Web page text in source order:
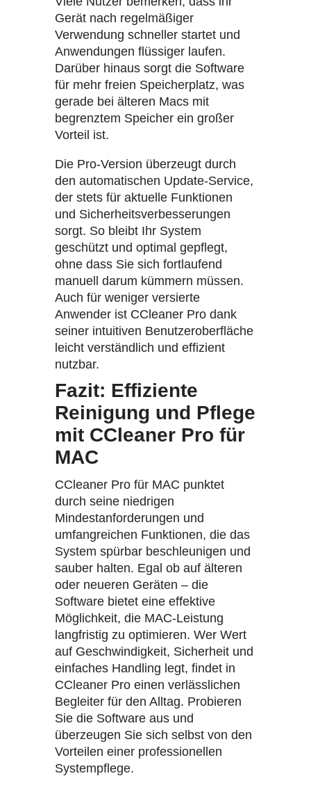
Gerät nach regelmäßiger
Verwendung schneller startet und
Anwendungen flüssiger laufen.
Darüber hinaus sorgt die Software
für mehr freien Speicherplatz, was
gerade bei älteren Macs mit
begrenztem Speicher ein großer
Vorteil ist.
Die Pro-Version überzeugt durch
den automatischen Update-Service,
der stets für aktuelle Funktionen
und Sicherheitsverbesserungen
sorgt. So bleibt Ihr System
geschützt und optimal gepflegt,
ohne dass Sie sich fortlaufend
manuell darum kümmern müssen.
Auch für weniger versierte
Anwender ist CCleaner Pro dank
seiner intuitiven Benutzeroberfläche
leicht verständlich und effizient
nutzbar.
Fazit: Effiziente
Reinigung und Pflege
mit CCleaner Pro für
MAC
CCleaner Pro für MAC punktet
durch seine niedrigen
Mindestanforderungen und
umfangreichen Funktionen, die das
System spürbar beschleunigen und
sauber halten. Egal ob auf älteren
oder neueren Geräten – die
Software bietet eine effektive
Möglichkeit, die MAC-Leistung
langfristig zu optimieren. Wer Wert
auf Geschwindigkeit, Sicherheit und
einfaches Handling legt, findet in
CCleaner Pro einen verlässlichen
Begleiter für den Alltag. Probieren
Sie die Software aus und
überzeugen Sie sich selbst von den
Vorteilen einer professionellen
Systempflege.